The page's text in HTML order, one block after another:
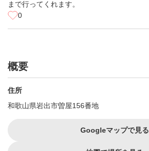
まで行ってくれます。
0
概要
住所
和歌山県岩出市曽屋156番地
Googleマップで見る